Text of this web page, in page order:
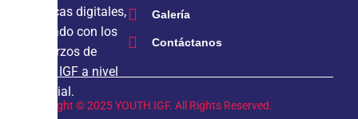
políticas digitales,
alineado con los
esfuerzos de
Youth IGF a nivel
mundial.
Galería
Contáctanos
Copyright © 2025 YOUTH IGF. All Rights Reserved.